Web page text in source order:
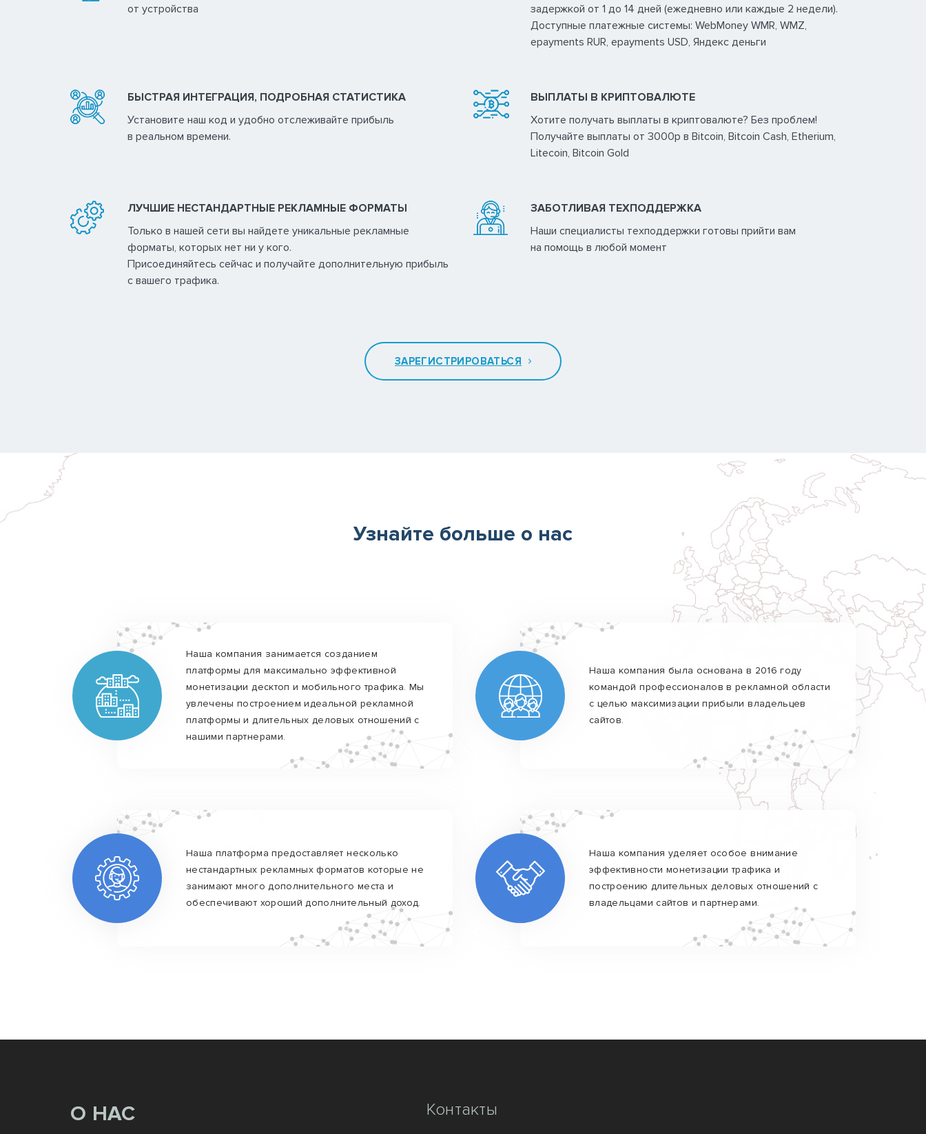
от устройства
задержкой от 1 до 14 дней (ежедневно или каждые 2 недели).
Доступные платежные системы: WebMoney WMR, WMZ,
epayments RUR, epayments USD, Яндекс деньги
БЫСТРАЯ ИНТЕГРАЦИЯ, ПОДРОБНАЯ СТАТИСТИКА
Установите наш код и удобно отслеживайте прибыль
в реальном времени.
ВЫПЛАТЫ В КРИПТОВАЛЮТЕ
Хотите получать выплаты в криптовалюте? Без проблем!
Получайте выплаты от 3000р в Bitcoin, Bitcoin Cash, Etherium,
Litecoin, Bitcoin Gold
ЛУЧШИЕ НЕСТАНДАРТНЫЕ РЕКЛАМНЫЕ ФОРМАТЫ
Только в нашей сети вы найдете уникальные рекламные
форматы, которых нет ни у кого.
Присоединяйтесь сейчас и получайте дополнительную прибыль
с вашего трафика.
ЗАБОТЛИВАЯ ТЕХПОДДЕРЖКА
Наши специалисты техподдержки готовы прийти вам
на помощь в любой момент
ЗАРЕГИСТРИРОВАТЬСЯ
Узнайте больше о нас
Наша компания занимается созданием
платформы для максимально эффективной
монетизации десктоп и мобильного трафика. Мы
увлечены построением идеальной рекламной
платформы и длительных деловых отношений с
нашими партнерами.
Наша компания была основана в 2016 году
командой профессионалов в рекламной области
с целью максимизации прибыли владельцев
сайтов.
Наша платформа предоставляет несколько
нестандартных рекламных форматов которые не
занимают много дополнительного места и
обеспечивают хороший дополнительный доход.
Наша компания уделяет особое внимание
эффективности монетизации трафика и
построению длительных деловых отношений с
владельцами сайтов и партнерами.
О НАС Контакты